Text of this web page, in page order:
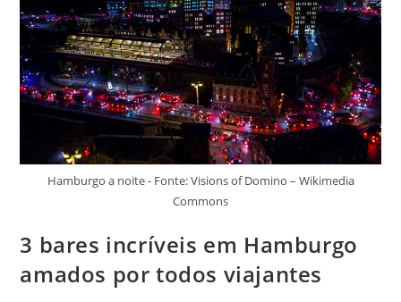
Hamburgo a noite - Fonte: Visions of Domino – Wikimedia
Commons
3 bares incríveis em Hamburgo
amados por todos viajantes